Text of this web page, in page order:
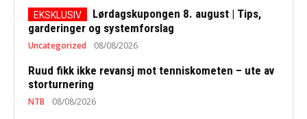
Lørdagskupongen 8. august | Tips,
garderinger og systemforslag
Uncategorized 08/08/2026
Ruud fikk ikke revansj mot tenniskometen – ute av
storturnering
NTB 08/08/2026